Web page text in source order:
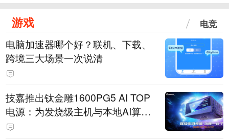
游戏 电竞
电脑加速器哪个好？联机、下载、
跨境三大场景一次说清
技嘉推出钛金雕1600PG5 AI TOP
电源：为发烧级主机与本地AI算力
打造旗舰供电方案